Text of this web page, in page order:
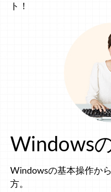
ト！
Windows
Windowsの基本操作か
方。